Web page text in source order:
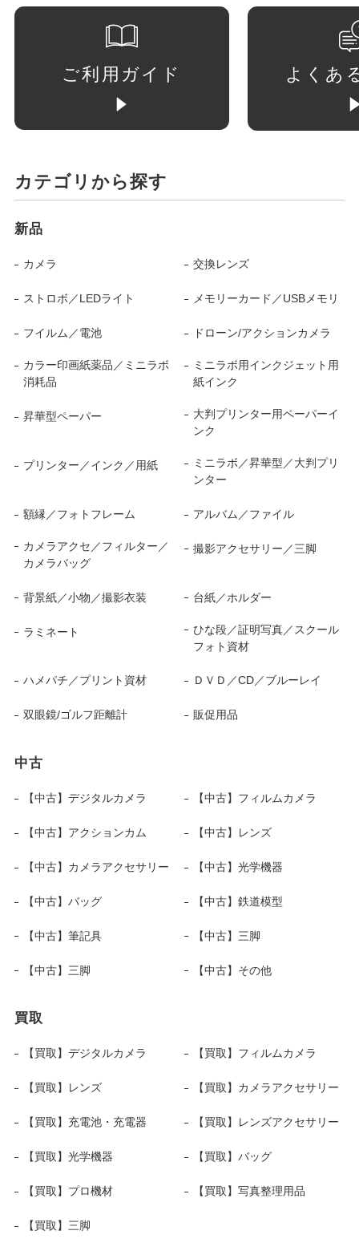
ご利用ガイド よくあ
カテゴリから探す
新品
カメラ 交換レンズ
ストロボ／LEDライト メモリーカード／USBメモリ
フイルム／電池 ドローン/アクションカメラ
カラー印画紙薬品／ミニラボ
消耗品
ミニラボ用インクジェット用
紙インク
昇華型ペーパー
大判プリンター用ペーパーイ
ンク
プリンター／インク／用紙
ミニラボ／昇華型／大判プリ
ンター
額縁／フォトフレーム アルバム／ファイル
カメラアクセ／フィルター／
カメラバッグ
撮影アクセサリー／三脚
背景紙／小物／撮影衣装 台紙／ホルダー
ラミネート
ひな段／証明写真／スクール
フォト資材
ハメパチ／プリント資材 ＤＶＤ／CD／ブルーレイ
双眼鏡/ゴルフ距離計 販促用品
中古
【中古】デジタルカメラ 【中古】フィルムカメラ
【中古】アクションカム 【中古】レンズ
【中古】カメラアクセサリー 【中古】光学機器
【中古】バッグ 【中古】鉄道模型
【中古】筆記具 【中古】三脚
【中古】三脚 【中古】その他
買取
【買取】デジタルカメラ 【買取】フィルムカメラ
【買取】レンズ 【買取】カメラアクセサリー
【買取】充電池・充電器 【買取】レンズアクセサリー
【買取】光学機器 【買取】バッグ
【買取】プロ機材 【買取】写真整理用品
【買取】三脚